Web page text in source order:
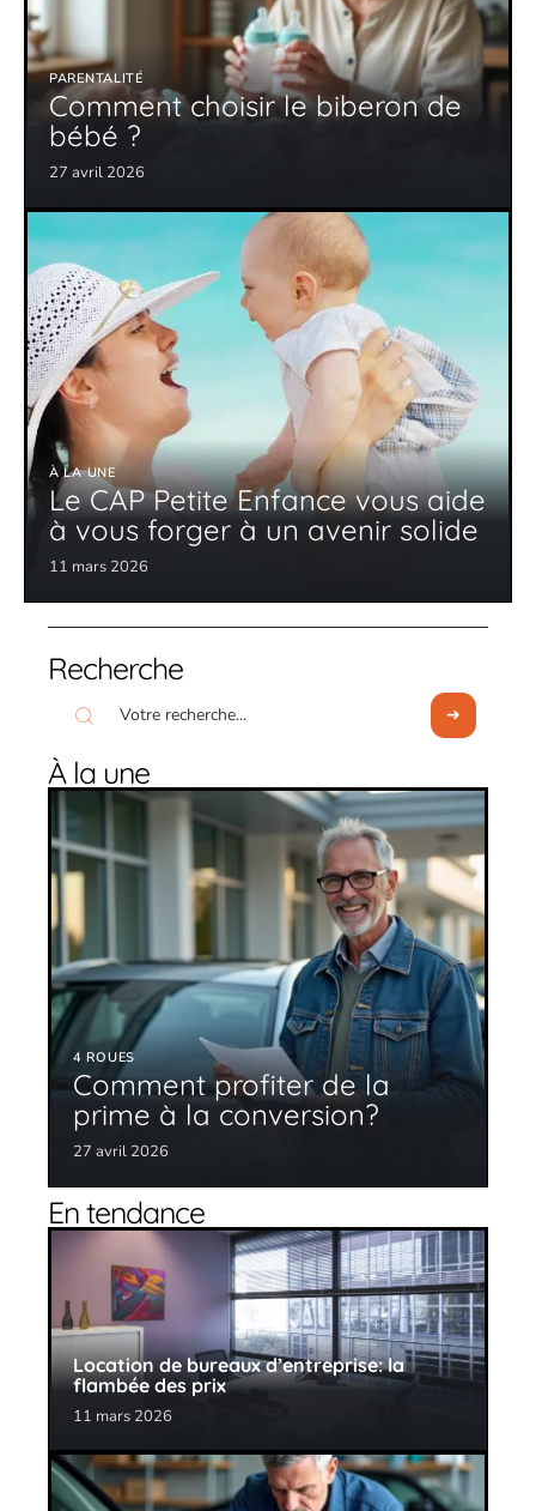
PARENTALITÉ
Comment choisir le biberon de
bébé ?
27 avril 2026
À LA UNE
Le CAP Petite Enfance vous aide
à vous forger à un avenir solide
11 mars 2026
Recherche
À la une
4 ROUES
Comment profiter de la
prime à la conversion?
27 avril 2026
En tendance
Location de bureaux d’entreprise: la
flambée des prix
11 mars 2026